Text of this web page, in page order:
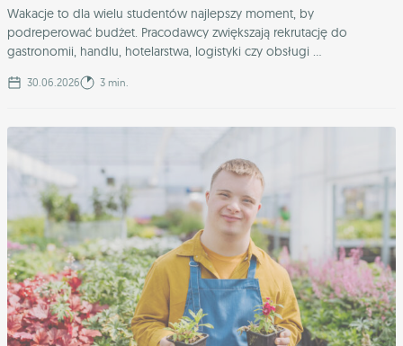
Wakacje to dla wielu studentów najlepszy moment, by
podreperować budżet. Pracodawcy zwiększają rekrutację do
gastronomii, handlu, hotelarstwa, logistyki czy obsługi ...
30.06.2026 3 min.